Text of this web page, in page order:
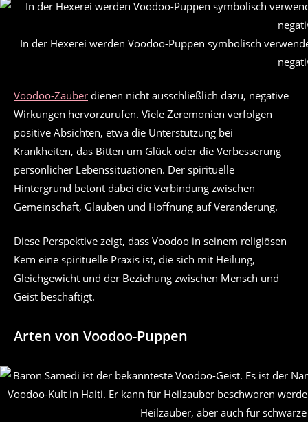
In der Hexerei werden Voodoo-Puppen symbolisch
Voodoo-Zauber dienen nicht ausschließlich dazu, negative
Wirkungen hervorzurufen. Viele Zeremonien verfolgen
positive Absichten, etwa die Unterstützung bei
Krankheiten, das Bitten um Glück oder die Verbesserung
persönlicher Lebenssituationen. Der spirituelle
Hintergrund betont dabei die Verbindung zwischen
Gemeinschaft, Glauben und Hoffnung auf Veränderung.
Diese Perspektive zeigt, dass Voodoo in seinem religiösen
Kern eine spirituelle Praxis ist, die sich mit Heilung,
Gleichgewicht und der Beziehung zwischen Mensch und
Geist beschäftigt.
Arten von Voodoo-Puppen